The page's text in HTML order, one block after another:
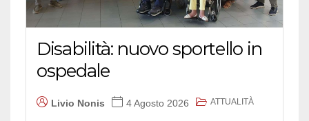
Disabilità: nuovo sportello in
ospedale
Livio Nonis 4 Agosto 2026 ATTUALITÀ